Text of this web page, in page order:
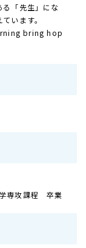
る「先生」にな
います。
bring hop
専攻課程 卒業